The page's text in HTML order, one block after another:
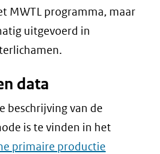
MWTL programma, maar
uitgevoerd in
data
beschrijving van de
is te vinden in het
primaire productie